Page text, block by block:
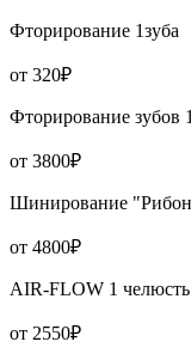
Фторирование 1зуба
от 320₽
Фторирование зубов
от 3800₽
Шинирование
от 4800₽
AIR-FLOW 1 челюсть
от 2550₽